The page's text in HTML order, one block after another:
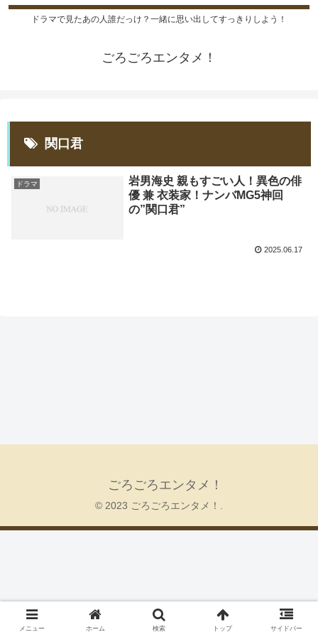
ドラマで見たあの人誰だっけ？一緒に思い出してすっきりしよう！
ごろごろエンタメ！
関口君
ドラマ
岩男海史 親もすごい人！異色の俳
優 兼 衣装家！ナンバMG5神回
の”関口君”
2025.06.17
ごろごろエンタメ！
© 2023 ごろごろエンタメ！.
メニュー ホーム 検索 トップ サイドバー